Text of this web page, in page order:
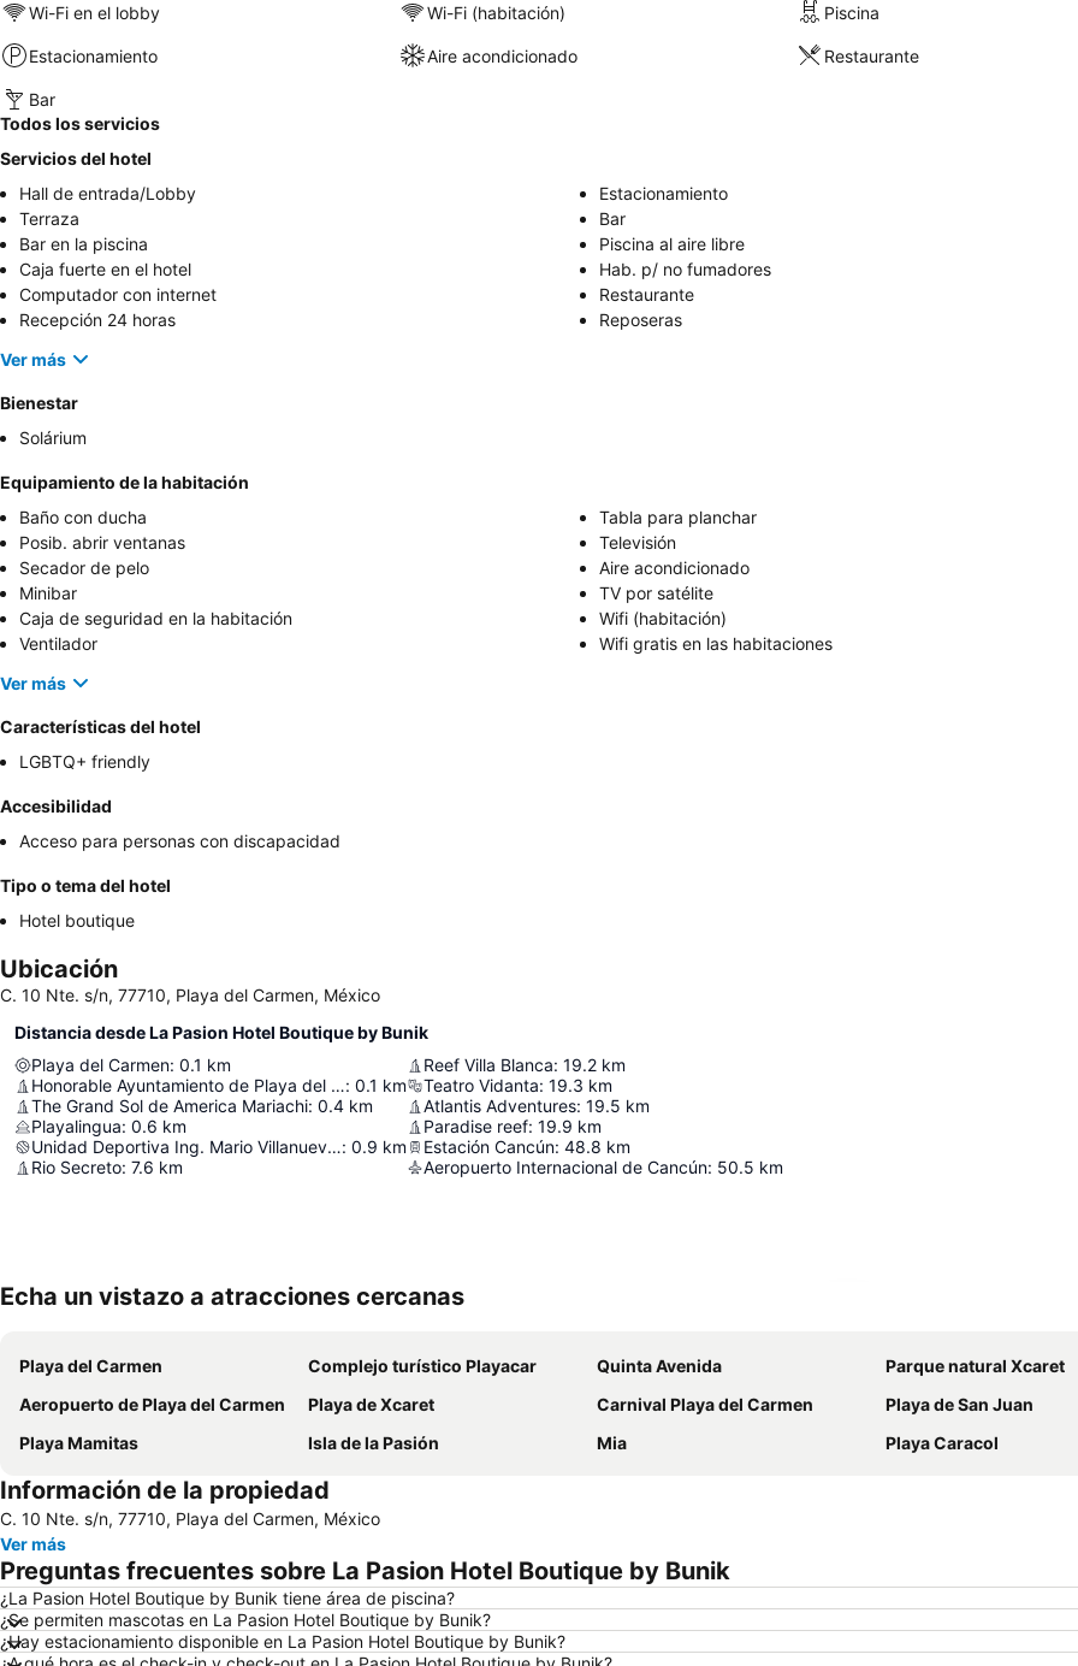
Wi-Fi en el lobby Wi-Fi (habitación) Piscina
Estacionamiento Aire acondicionado Restaurante
Bar
Todos los servicios
Servicios del hotel
Hall de entrada/Lobby
Estacionamiento
Terraza
Bar
Bar en la piscina
Piscina al aire libre
Caja fuerte en el hotel
Hab. p/ no fumadores
Computador con internet
Restaurante
Recepción 24 horas
Reposeras
Ver más
Bienestar
Solárium
Equipamiento de la habitación
Baño con ducha
Tabla para planchar
Posib. abrir ventanas
Televisión
Secador de pelo
Aire acondicionado
Minibar
TV por satélite
Caja de seguridad en la habitación
Wifi (habitación)
Ventilador
Wifi gratis en las habitaciones
Ver más
Características del hotel
LGBTQ+ friendly
Accesibilidad
Acceso para personas con discapacidad
Tipo o tema del hotel
Hotel boutique
Ubicación
C. 10 Nte. s/n, 77710, Playa del Carmen, México
Distancia desde La Pasion Hotel Boutique by Bunik
Playa del Carmen: 0.1 km
Honorable Ayuntamiento de Playa del Carmen: 0.1 km
The Grand Sol de America Mariachi: 0.4 km
Playalingua: 0.6 km
Unidad Deportiva Ing. Mario Villanueva Madrid: 0.9 km
Rio Secreto: 7.6 km
Reef Villa Blanca: 19.2 km
Teatro Vidanta: 19.3 km
Atlantis Adventures: 19.5 km
Paradise reef: 19.9 km
Estación Cancún: 48.8 km
Aeropuerto Internacional de Cancún: 50.5 km
Echa un vistazo a atracciones cercanas
Playa del Carmen Complejo turístico Playacar Quinta Avenida
Parque natural Xcaret
Aeropuerto de Playa del Carmen
Playa de Xcaret Carnival Playa del Carmen
Playa de San Juan
Playa Mamitas
Isla de la Pasión Mia Playa Caracol
Información de la propiedad
C. 10 Nte. s/n, 77710, Playa del Carmen, México
Ver más
Preguntas frecuentes sobre La Pasion Hotel Boutique by Bunik
¿La Pasion Hotel Boutique by Bunik tiene área de piscina?
¿Se permiten mascotas en La Pasion Hotel Boutique by Bunik?
¿Hay estacionamiento disponible en La Pasion Hotel Boutique by Bunik?